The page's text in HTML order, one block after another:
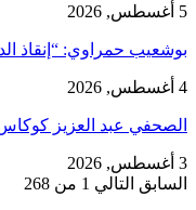
5 أغسطس, 2026
بوشعيب حمراوي: “إنقاذ
4 أغسطس, 2026
الصحفي عبد العزيز
3 أغسطس, 2026
السابق التالي 1 من 268